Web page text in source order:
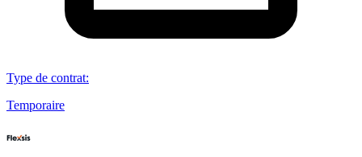
Type de contrat:
Temporaire